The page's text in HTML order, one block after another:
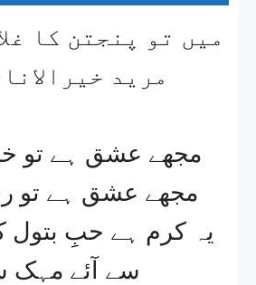
میں تو پنجتن کا
مرید
مجھے عشق ہے تو
مجھے عشق ہے تو
یہ کرم ہے حبِ بتول
سے آئے مہک